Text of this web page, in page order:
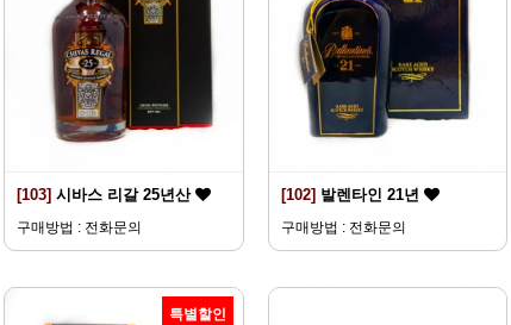
[103] 시바스 리갈 25년산
구매방법 : 전화문의
[102] 발렌타인 21년
구매방법 : 전화문의
특별할인